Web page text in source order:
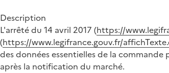
Description
L'arrêté du 14 avril 2017 (https://
(https://www.legifrance.gouv.fr/
des données essentielles de la
après la notification du marché.